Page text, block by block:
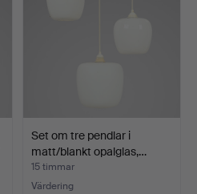
Set om tre pendlar i
matt/blankt opalglas,…
15 timmar
Värdering